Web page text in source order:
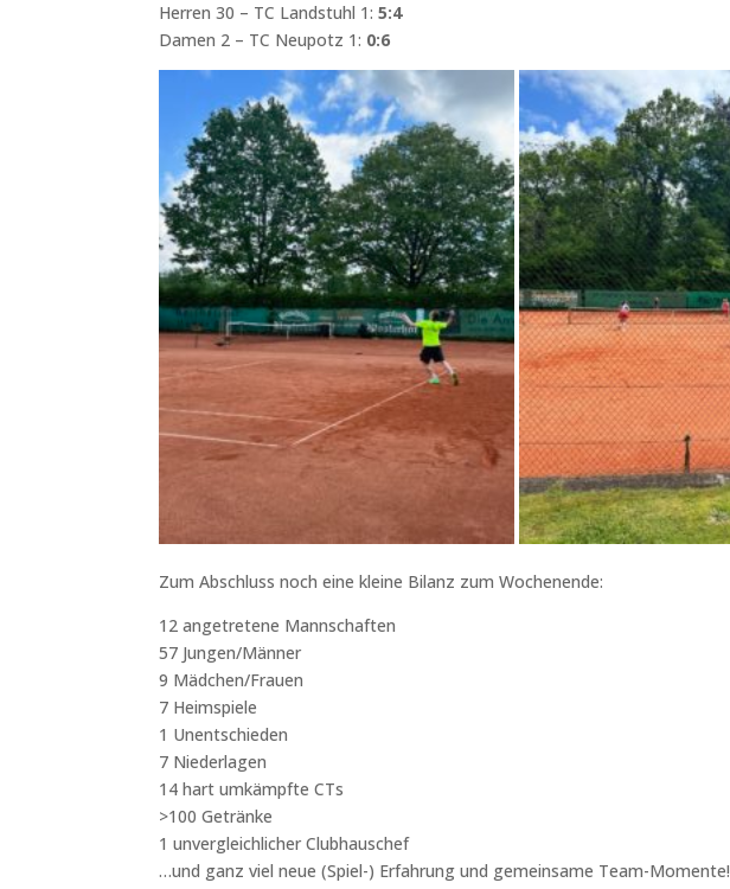
Herren 30 – TC Landstuhl 1:5:4
Damen 2 – TC Neupotz 1: 0:6
Zum Abschluss noch eine kleine Bilanz zum Wochenende:
12 angetretene Mannschaften
57 Jungen/Männer
9 Mädchen/Frauen
7 Heimspiele
1 Unentschieden
7 Niederlagen
14 hart umkämpfte CTs
>100 Getränke
1 unvergleichlicher Clubhauschef
…und ganz viel neue (Spiel-) Erfahrung und gemeinsame Team-Momente!